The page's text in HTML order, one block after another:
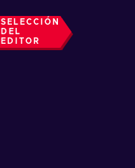
SELECCIÓN
DEL
EDITOR